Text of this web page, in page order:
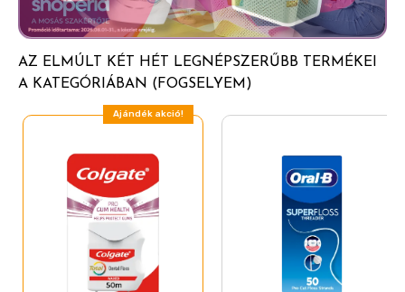
Megújult környezetbarát, újrahasznosítható karton
csomagolásban kapható
AZ ELMÚLT KÉT HÉT LEGNÉPSZERŰBB TERMÉKEI
A KATEGÓRIÁBAN (FOGSELYEM)
Ajándék akció!